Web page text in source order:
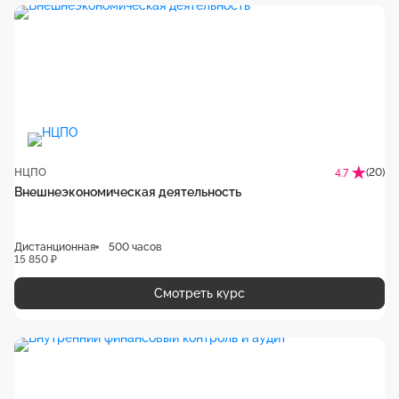
НЦПО 4.7 (20)
Внешнеэкономическая деятельность
Дистанционная
500 часов
15 850 ₽
Смотреть курс